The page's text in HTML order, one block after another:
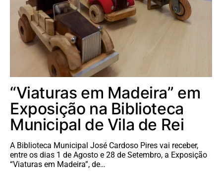
“Viaturas em Madeira” em
Exposição na Biblioteca
Municipal de Vila de Rei
A Biblioteca Municipal José Cardoso Pires vai receber,
entre os dias 1 de Agosto e 28 de Setembro, a Exposição
“Viaturas em Madeira”, de…